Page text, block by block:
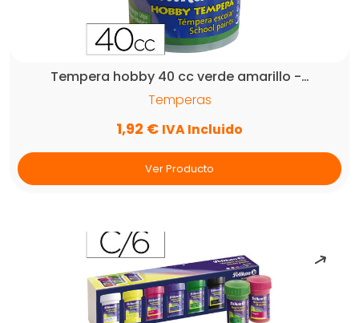
Tempera hobby 40 cc verde amarillo -…
Temperas
1,92 € IVA Incluido
Ver Producto